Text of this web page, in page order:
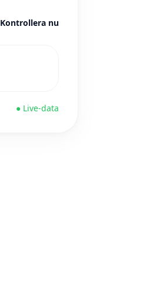
Kontrollera nu
● Live-data